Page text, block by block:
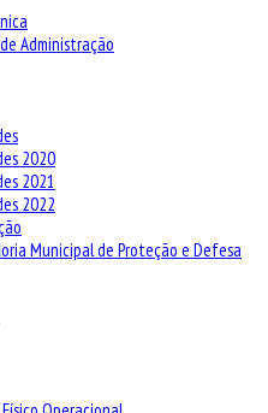
Administração
2020
2021
2022
Municipal de Proteção e Defesa